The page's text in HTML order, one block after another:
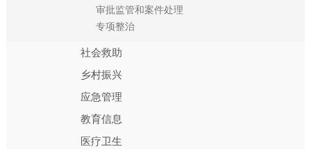
审批监管和案件处理
专项整治
社会救助
乡村振兴
应急管理
教育信息
医疗卫生